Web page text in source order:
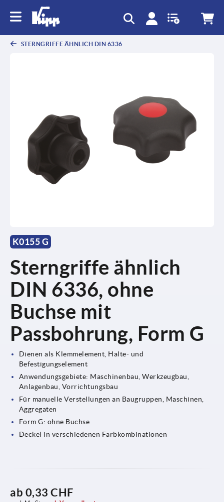
STERNGRIFFE ÄHNLICH DIN 6336
K0155 G
Sterngriffe ähnlich
DIN 6336, ohne
Buchse mit
Passbohrung, Form G
Dienen als Klemmelement, Halte- und
Befestigungselement
Anwendungsgebiete: Maschinenbau, Werkzeugbau,
Anlagenbau, Vorrichtungsbau
Für manuelle Verstellungen an Baugruppen, Maschinen,
Aggregaten
Form G: ohne Buchse
Deckel in verschiedenen Farbkombinationen
ab 0,33 CHF